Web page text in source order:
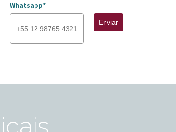
Whatsapp*
Enviar